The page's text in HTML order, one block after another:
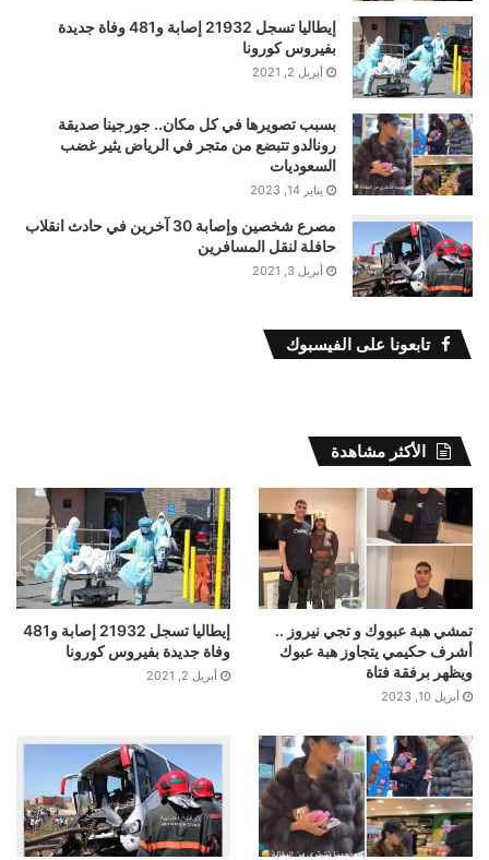
إيطاليا تسجل 21932 إصابة و481 وفاة جديدة
بفيروس كورونا
أبريل 2, 2021
بسبب تصويرها في كل مكان.. جورجينا صديقة
رونالدو تتبضع من متجر في الرياض يثير غضب
السعوديات
يناير 14, 2023
مصرع شخصين وإصابة 30 آخرين في حادث انقلاب
حافلة لنقل المسافرين
أبريل 3, 2021
تابعونا على الفيسبوك
الأكثر مشاهدة
تمشي هبة عبووك و تجي نيروز ..
أشرف حكيمي يتجاوز هبة عبوك
ويظهر برفقة فتاة
أبريل 10, 2023
إيطاليا تسجل 21932 إصابة و481
وفاة جديدة بفيروس كورونا
أبريل 2, 2021